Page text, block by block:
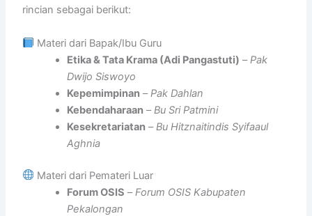
rincian sebagai berikut:
Materi dari Bapak/Ibu Guru
Etika & Tata Krama (Adi Pangastuti) –Pak
Dwijo Siswoyo
Kepemimpinan –Pak Dahlan
Kebendaharaan –Bu Sri Patmini
Kesekretariatan –Bu Hitznaitindis Syifaaul
Aghnia
Materi dari Pemateri Luar
Forum OSIS –Forum OSIS Kabupaten
Pekalongan